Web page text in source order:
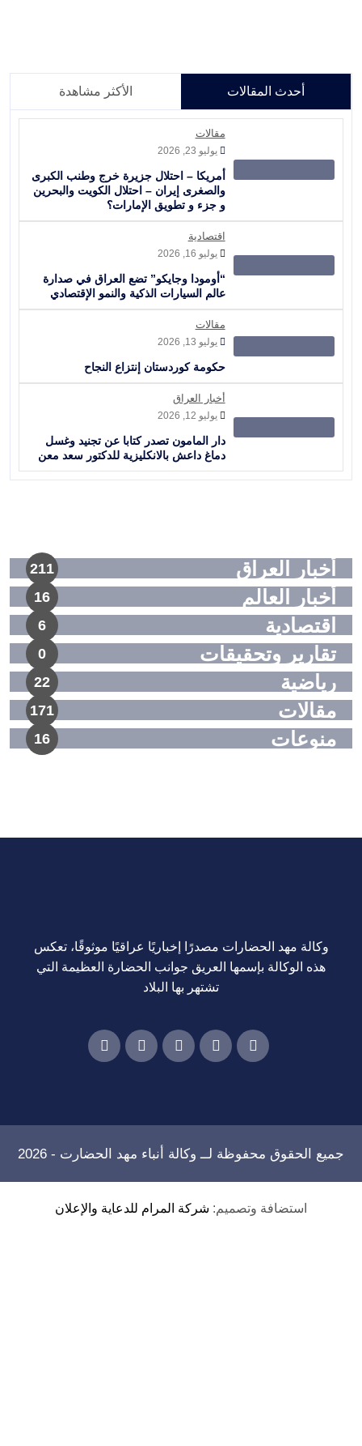
أحدث المقالات الأكثر مشاهدة
مقالات
يوليو 23, 2026
أمريكا – احتلال جزيرة خرج وطنب الكبرى
والصغرى إيران – احتلال الكويت والبحرين
و جزء و تطويق الإمارات؟
اقتصادية
يوليو 16, 2026
“أومودا وجايكو” تضع العراق في صدارة
عالم السيارات الذكية والنمو الإقتصادي
مقالات
يوليو 13, 2026
حكومة كوردستان إنتزاع النجاح
أخبار العراق
يوليو 12, 2026
دار المامون تصدر كتابا عن تجنيد وغسل
دماغ داعش بالانكليزية للدكتور سعد معن
أخبار العراق 211
أخبار العالم 16
اقتصادية 6
تقارير وتحقيقات 0
رياضية 22
مقالات 171
منوعات 16
وكالة مهد الحضارات مصدرًا إخباريًا عراقيًا موثوقًا، تعكس
هذه الوكالة بإسمها العريق جوانب الحضارة العظيمة التي
تشتهر بها البلاد
جميع الحقوق محفوظة لــ وكالة أنباء مهد الحضارت - 2026
استضافة وتصميم: شركة المرام للدعاية والإعلان